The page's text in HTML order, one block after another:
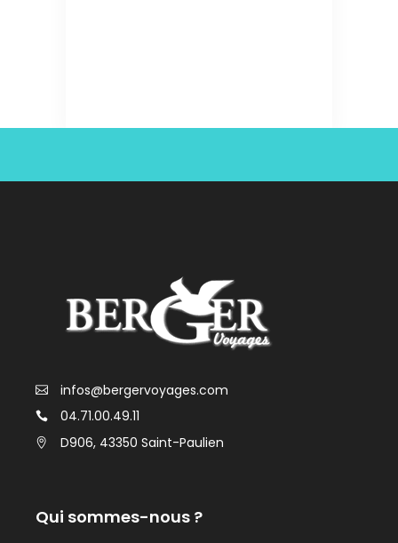
infos@bergervoyages.com
04.71.00.49.11
D906, 43350 Saint-Paulien
Qui sommes-nous ?